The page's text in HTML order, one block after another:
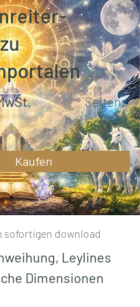
Seiten:
98
Kaufen
sofortigen download
Leylines
Dimensionen